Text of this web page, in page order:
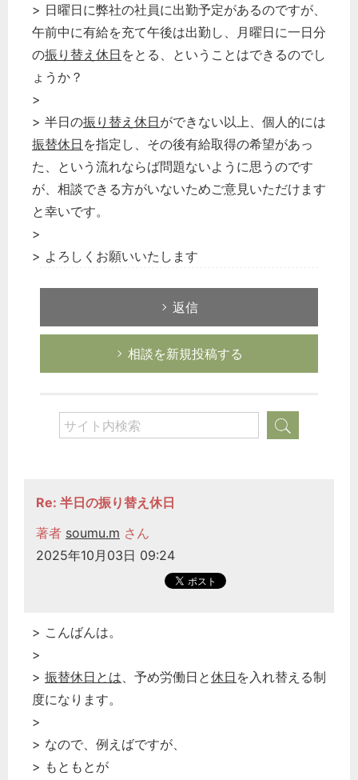
> 日曜日に弊社の社員に出勤予定があるのですが、
午前中に有給を充て午後は出勤し、月曜日に一日分
の振り替え休日 をとる、ということはできるのでし
ょうか？
>
> 半日の振り替え休日ができない以上、個人的には
振替休日 を指定し、その後有給取得の希望があっ
た、という流れならば問題ないように思うのです
が、相談できる方がいないためご意見いただけます
と幸いです。
>
> よろしくお願いいたします
返信
相談を新規投稿する
Re: 半日の振り替え休日
著者 soumu.m さん
2025年10月03日 09:24
> こんばんは。
>
> 振替休日とは、予め労働日と休日 を入れ替える制
度になります。
>
> なので、例えばですが、
> もともとが